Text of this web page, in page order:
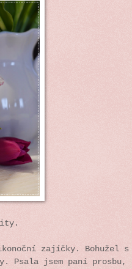
zajíčky. Bohužel s
Psala jsem paní prosbu,